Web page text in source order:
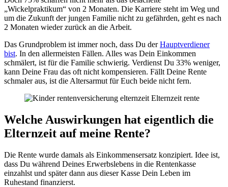
„Wickelpraktikum“ von 2 Monaten. Die Karriere steht im Weg und
um die Zukunft der jungen Familie nicht zu gefährden, geht es nach
2 Monaten wieder zurück an die Arbeit.
Das Grundproblem ist immer noch, dass Du derHauptverdiener
bist. In den allermeisten Fällen. Alles was Dein Einkommen
schmälert, ist für die Familie schwierig. Verdienst Du 33% weniger,
kann Deine Frau das oft nicht kompensieren. Fällt Deine Rente
schmaler aus, ist die Altersarmut für Euch beide nicht fern.
Welche Auswirkungen hat eigentlich die
Elternzeit auf meine Rente?
Die Rente wurde damals als Einkommensersatz konzipiert. Idee ist,
dass Du während Deines Erwerbslebens in die Rentenkasse
einzahlst und später dann aus dieser Kasse Dein Leben im
Ruhestand finanzierst.